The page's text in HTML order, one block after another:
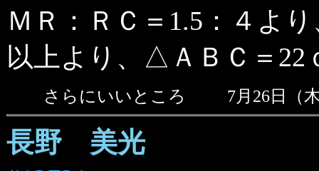
ＭＲ：ＲＣ＝1.5：４よ
以上より、△ＡＢＣ＝22
さらにいいところ 7月26日
長野 美光